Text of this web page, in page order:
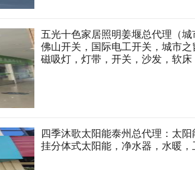
五光十色家居照明姜堰总代理（
佛山开关，国际电工开关，城市
磁吸灯，灯带，开关，沙发，软
四季沐歌太阳能泰州总代理：太
挂分体式太阳能，净水器，水暖